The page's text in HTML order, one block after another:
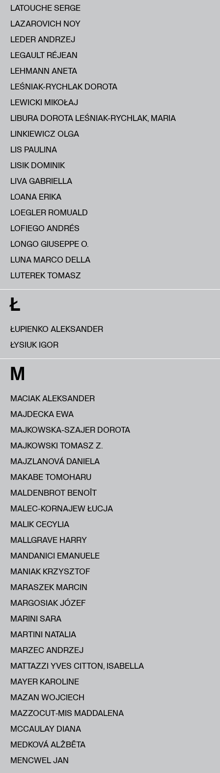
LATOUCHE SERGE
LAZAROVICH NOY
LEDER ANDRZEJ
LEGAULT RÉJEAN
LEHMANN ANETA
LEŚNIAK-RYCHLAK DOROTA
LEWICKI MIKOŁAJ
LIBURA DOROTA LEŚNIAK-RYCHLAK, MARIA
LINKIEWICZ OLGA
LIS PAULINA
LISIK DOMINIK
LIVA GABRIELLA
LOANA ERIKA
LOEGLER ROMUALD
LOFIEGO ANDRÉS
LONGO GIUSEPPE O.
LUNA MARCO DELLA
LUTEREK TOMASZ
Ł
ŁUPIENKO ALEKSANDER
ŁYSIUK IGOR
M
MACIAK ALEKSANDER
MAJDECKA EWA
MAJKOWSKA-SZAJER DOROTA
MAJKOWSKI TOMASZ Z.
MAJZLANOVÁ DANIELA
MAKABE TOMOHARU
MALDENBROT BENOÎT
MALEC-KORNAJEW ŁUCJA
MALIK CECYLIA
MALLGRAVE HARRY
MANDANICI EMANUELE
MANIAK KRZYSZTOF
MARASZEK MARCIN
MARGOSIAK JÓZEF
MARINI SARA
MARTINI NATALIA
MARZEC ANDRZEJ
MATTAZZI YVES CITTON, ISABELLA
MAYER KAROLINE
MAZAN WOJCIECH
MAZZOCUT‑MIS MADDALENA
MCCAULAY DIANA
MEDKOVÁ ALŽBĔTA
MENCWEL JAN